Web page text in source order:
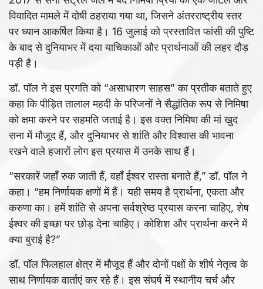
विवादित मामले में दोषी ठहराया गया था, जिसने अंतरराष्ट्रीय स्तर
पर ध्यान आकर्षित किया है। 16 जुलाई को प्रस्तावित फांसी की पुष्टि
के बाद से दुनियाभर में दया याचिकाओं और प्रार्थनाओं की लहर दौड़
पड़ी है।
डॉ. पॉल ने इस प्रगति को “असाधारण साहस” का प्रतीक बताते हुए
कहा कि पीड़ित तालाल महदी के परिजनों ने सैद्धांतिक रूप से निमिषा
को क्षमा करने पर सहमति जताई है। इस वक्त निमिषा की मां खुद
सना में मौजूद हैं, और दुनियाभर से शांति और विश्वास की भावना
रखने वाले हजारों लोग इस प्रयास में उनके साथ हैं।
“सरकारें जहाँ रुक जाती हैं, वहाँ ईश्वर रास्ता बनाते हैं,” डॉ. पॉल ने
कहा। “हम निर्णायक क्षणों में हैं। यही समय है प्रार्थना, एकता और
करुणा का। हमें शांति से अपना सर्वश्रेष्ठ प्रयास करना चाहिए, शेष
ईश्वर की इच्छा पर छोड़ देना चाहिए। कोशिश और प्रार्थना करने में
क्या बुराई है?”
डॉ. पॉल फिलहाल क्षेत्र में मौजूद हैं और दोनों पक्षों के शीर्ष नेतृत्व के
साथ निर्णायक वार्ताएं कर रहे हैं। इस संघर्ष में स्थानीय चर्च और